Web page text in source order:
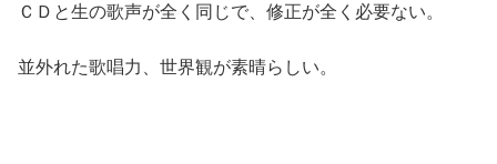
ＣＤと生の歌声が全く同じで、修正が全く必要ない。
並外れた歌唱力、世界観が素晴らしい。